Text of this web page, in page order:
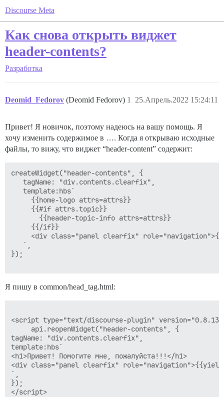
Discourse Meta
Как снова открыть виджет
header-contents?
Разработка
Deomid_Fedorov (Deomid Fedorov) 25.Апрель.2022 15:24:11
1
Привет! Я новичок, поэтому надеюсь на вашу помощь. Я
хочу изменить содержимое в …. Когда я открываю исходные
файлы, то вижу, что виджет “header-content” содержит:
createWidget("header-contents", {
   tagName: "div.contents.clearfix",
   template:hbs`
     {{home-logo attrs=attrs}}
     {{#if attrs.topic}}
       {{header-topic-info attrs=attrs}}
     {{/if}}
<div class="panel clearfix"
   `,
});
Я пишу в common/head_tag.html:
<script type="text/discourse-plugin"
     api.reopenWidget("header-contents", {
tagName: "div.contents.clearfix",
template:hbs`
<h1>Привет! Помогите мне, пожалуйста!!!</h1>
<div class="panel clearfix"
`,
});
</script>